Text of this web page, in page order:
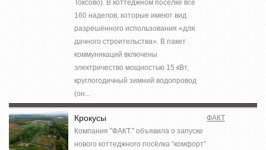
Токсово). В коттеджном поселке все
160 наделов, которые имеют вид
разрешённого использования «для
дачного строительства». В пакет
коммуникаций включены
электричество мощностью 15 кВт,
круглогодичный зимний водопровод
(он...
Крокусы
Компания "ФАКТ." объявила о запуске
нового коттеджного посёлка “комфорт”
ФАКТ